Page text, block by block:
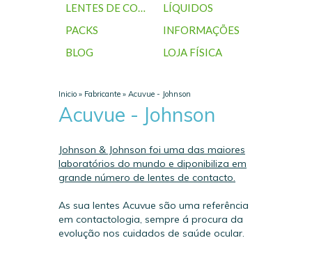
LENTES DE CONTACTO
LÍQUIDOS
PACKS
INFORMAÇÕES
BLOG
LOJA FÍSICA
Inicio » Fabricante » Acuvue - Johnson
Acuvue - Johnson
Johnson & Johnson foi uma das maiores
laboratórios do mundo e diponibiliza em
grande número de lentes de contacto.
As sua lentes Acuvue são uma referência
em contactologia, sempre á procura da
evolução nos cuidados de saúde ocular.